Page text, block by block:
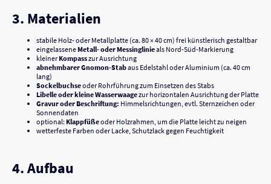
3. Materialien
stabile Holz- oder Metallplatte (ca. 80 × 40 cm) frei künstlerisch gestaltbar
eingelassene Metall- oder Messinglinieals Nord-Süd-Markierung
kleinerKompasszur Ausrichtung
abnehmbarer Gnomon-Stabaus Edelstahl oder Aluminium (ca. 40 cm
lang)
Sockelbuchseoder Rohrführung zum Einsetzen des Stabs
Libelle oder kleine Wasserwaagezur horizontalen Ausrichtung der Platte
Gravur oder Beschriftung: Himmelsrichtungen, evtl. Sternzeichen oder
Sonnendaten
optional: Klappfüßeoder Holzrahmen, um die Platte leicht zu neigen
wetterfeste Farben oder Lacke, Schutzlack gegen Feuchtigkeit
4. Aufbau